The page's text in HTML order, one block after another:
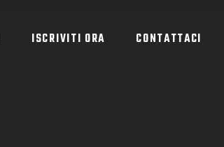
ISCRIVITI ORA CONTATTACI